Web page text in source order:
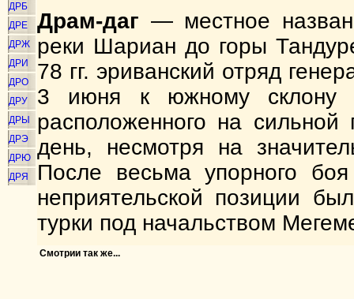
ДРБ
ДРЕ
ДРЖ
ДРИ
ДРО
ДРУ
ДРЫ
ДРЭ
ДРЮ
ДРЯ
Драм-даг — местное
реки Шариан до горы
78 гг. эриванский отряд
3 июня к южному склону
расположенного на
день, несмотря на
После весьма упорного
неприятельской позиции
турки под начальством
Смотрии так же...